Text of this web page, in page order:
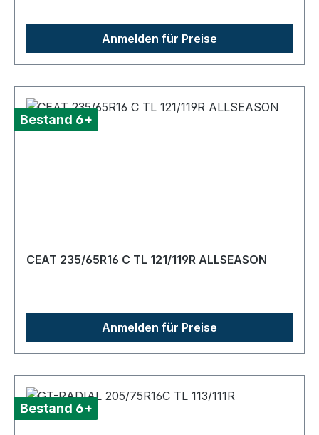
Anmelden für Preise
Bestand 6+
CEAT 235/65R16 C TL 121/119R ALLSEASON
Anmelden für Preise
Bestand 6+